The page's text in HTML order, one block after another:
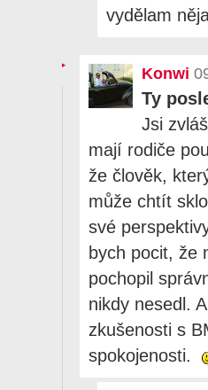
vydělam
Konwi
Ty
Jsi
mají rodiče
že člověk,
může chtít
své
bych pocit, že
pochopil
nikdy nesedl.
zkušenosti s
spokojenosti.